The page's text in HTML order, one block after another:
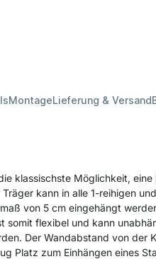
MontageLieferung & Versand
klassischste Möglichkeit, eine
kann in alle 1-reihigen
von 5 cm eingehängt
somit flexibel und kann
Der Wandabstand von der
Platz zum Einhängen eines